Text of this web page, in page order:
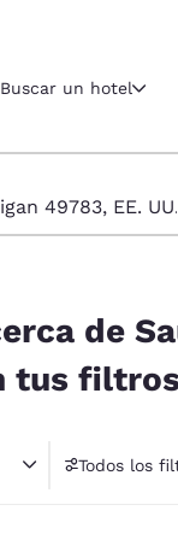
Región y
América
América
United
América
Buscar un hotel
de
tus
Todos los
1